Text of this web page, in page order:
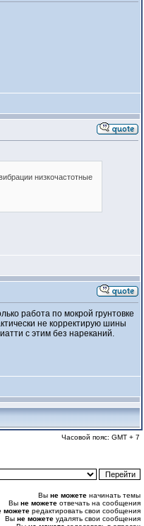
низкочастотные
работа по мокрой грунтовке
не корректирую шины
с этим без нареканий.
Часовой пояс: GMT + 7
Вы не можете начинать темы
Вы не можете отвечать на сообщения
можете редактировать свои сообщения
Вы не можете удалять свои сообщения